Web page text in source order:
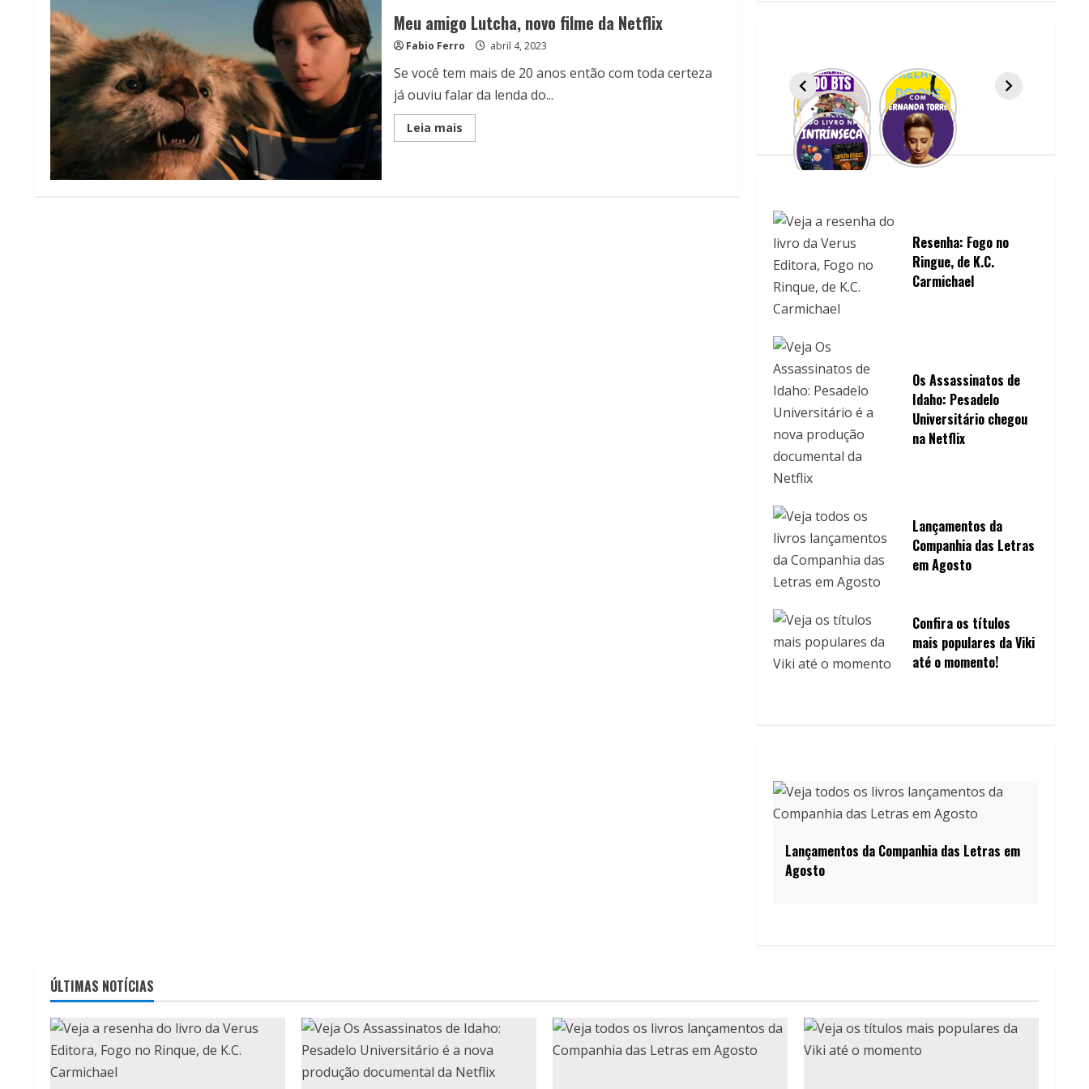
Meu amigo Lutcha, novo filme da Netflix
Fabio Ferro abril 4, 2023
Se você tem mais de 20 anos então com toda certeza
já ouviu falar da lenda do...
Leia maisRead
more
Resenha: Fogo no
Ringue, de K.C.
Carmichael
Os Assassinatos de
Idaho: Pesadelo
Universitário chegou
na Netflix
Lançamentos da
Companhia das Letras
em Agosto
Confira os títulos
mais populares da Viki
até o momento!
Lançamentos da Companhia das Letras em
Agosto
ÚLTIMAS NOTÍCIAS